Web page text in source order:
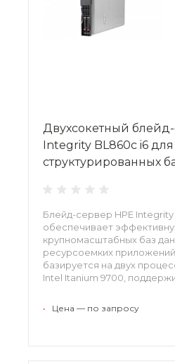
Двухсокетный
Integrity BL860c i6
структурированных
Блейд-сервер HPE
обеспечивает
крупномасштабных баз
ресурсоемких
базируется на двух
Intel Itanium 9700,
адаптеров конвергентной
• Цена — по запросу